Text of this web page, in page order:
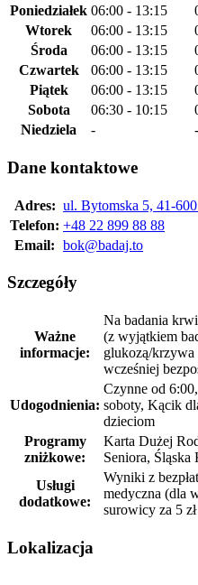
Poniedziałek 06:00 - 13:15
Wtorek
06:00 - 13:15
Środa
06:00 - 13:15
Czwartek
06:00 - 13:15
Piątek
06:00 - 13:15
Sobota
06:30 - 10:15
Niedziela
- -
Dane kontaktowe
Adres: ul. Bytomska 5, 41-
Telefon: +48 22 899 88 88
Email: bok@badaj.to
Szczegóły
Ważne
informacje:
Na badania
(z wyjątkiem
glukozą/
wcześniej
Udogodnienia:
Czynne od
soboty, Kącik
dzieciom
Programy
zniżkowe:
Karta Dużej
Seniora, Śląska
Usługi
dodatkowe:
Wyniki z
medyczna (dla
surowicy za 5 zł
Lokalizacja